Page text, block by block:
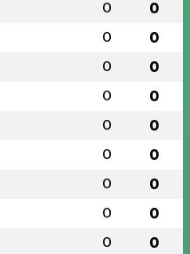
0 0
0 0
0 0
0 0
0 0
0 0
0 0
0 0
0 0